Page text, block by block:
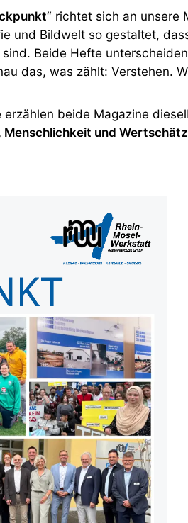
“ richtet sich an
und Bildwelt so gestaltet,
Beide Hefte
das, was zählt: Verstehen.
erzählen beide Magazine
Menschlichkeit und